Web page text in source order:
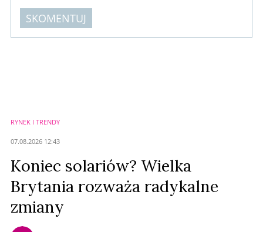
SKOMENTUJ
RYNEK I TRENDY
07.08.2026 12:43
Koniec solariów? Wielka
Brytania rozważa radykalne
zmiany